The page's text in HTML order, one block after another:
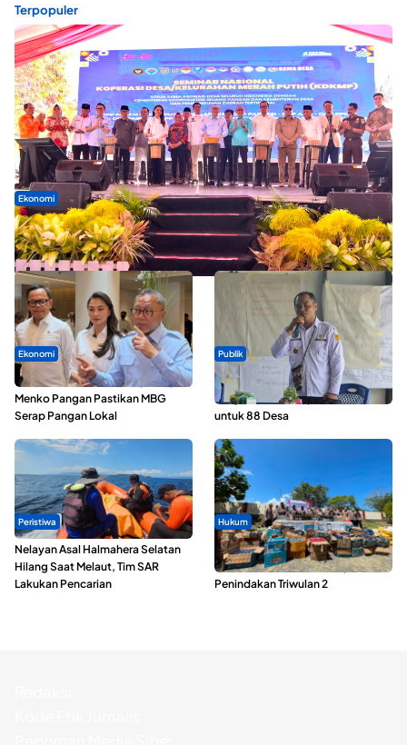
Terpopuler
Ekonomi
Seminar di Ternate, Mendes Perkuat Sinergi Percepatan
Kopdes Merah Putih
Ekonomi
SPPG di Maluku Utara Dipercepat,
Menko Pangan Pastikan MBG
Serap Pangan Lokal
Publik
ABDESI Morotai Apresiasi
Penyaluran ADD Rp3,13 Miliar
untuk 88 Desa
Peristiwa
Nelayan Asal Halmahera Selatan
Hilang Saat Melaut, Tim SAR
Lakukan Pencarian
Hukum
Polda Maluku Utara Musnahkan
Ribuan Liter Miras Hasil Operasi
Penindakan Triwulan 2